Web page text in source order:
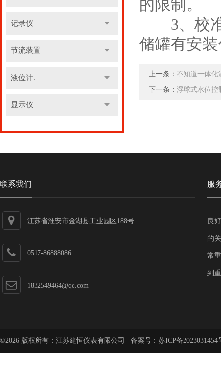
记录仪
节流装置
液位计.
显示仪
的限制。
3、校准
储罐有安
上一条： 不知道一体化
下一条： 浮球式水位控
联系我们
江苏省淮安市金湖县工业园区188号
0517-86888086
1832549464@qq.com
服
良
的
常
到
©2026 版权所有：江苏建恒仪表有限公司 备案号： 苏ICP备2023031454